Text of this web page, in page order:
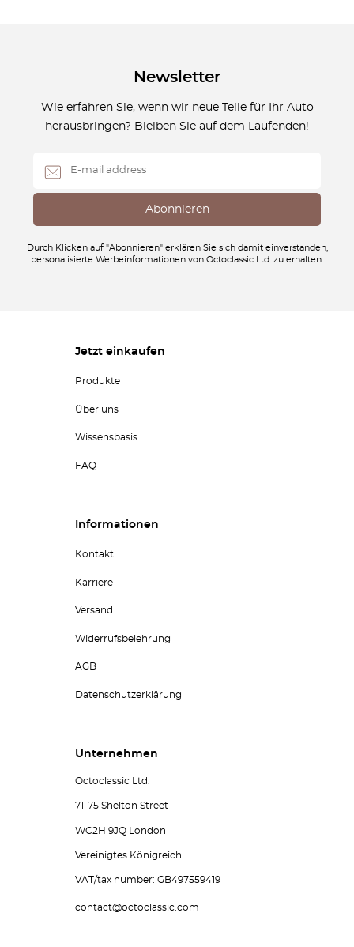
Newsletter
Wie erfahren Sie, wenn wir neue Teile für Ihr Auto
herausbringen? Bleiben Sie auf dem Laufenden!
Durch Klicken auf "Abonnieren" erklären Sie sich damit einverstanden,
personalisierte Werbeinformationen von Octoclassic Ltd. zu erhalten.
Jetzt einkaufen
Produkte
Über uns
Wissensbasis
FAQ
Informationen
Kontakt
Karriere
Versand
Widerrufsbelehrung
AGB
Datenschutzerklärung
Unternehmen
Octoclassic Ltd.
71-75 Shelton Street
WC2H 9JQ London
Vereinigtes Königreich
VAT/tax number: GB497559419
contact@octoclassic.com